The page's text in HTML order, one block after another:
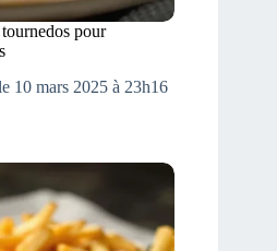
pour
10 mars 2025 à 23h16